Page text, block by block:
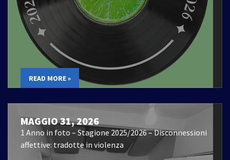
READ MORE »
MAGGIO 31, 2026
1 Anno in foto – Stagione 2025/2026 – Disconnessioni
affettive: tradotte in violenza